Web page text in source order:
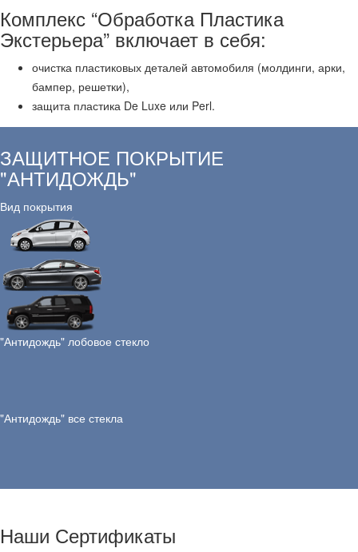
Комплекс “Обработка Пластика
Экстерьера” включает в себя:
очистка пластиковых деталей автомобиля (молдинги, арки,
бампер, решетки),
защита пластика De Luxe или Perl.
ЗАЩИТНОЕ ПОКРЫТИЕ
"АНТИДОЖДЬ"
Вид покрытия
"Антидождь" лобовое стекло
"Антидождь" все стекла
Наши Сертификаты